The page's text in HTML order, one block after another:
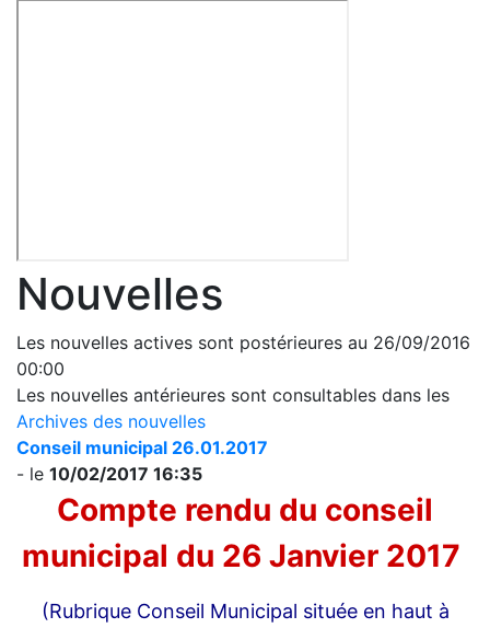
Nouvelles
Les nouvelles actives sont postérieures au 26/09/2016
00:00
Les nouvelles antérieures sont consultables dans les
Archives des nouvelles
Conseil municipal 26.01.2017
- le 10/02/2017 16:35
Compte rendu du conseil
municipal du 26 Janvier 2017
(Rubrique Conseil Municipal située en haut à